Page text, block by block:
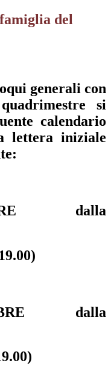
del
generali con
si
calendario
lettera iniziale
dalla
19.00)
dalla
19.00)